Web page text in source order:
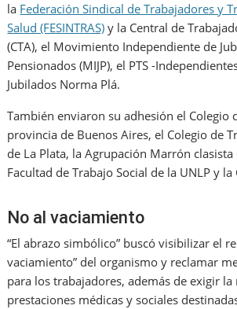
la Federación Sindical de Trabajadores y
Salud (FESINTRAS) y la Central de
(CTA), el Movimiento Independiente de
Pensionados (MIJP), el PTS -
Jubilados Norma Plá.
También enviaron su adhesión el Colegio
provincia de Buenos Aires, el Colegio de
de La Plata, la Agrupación Marrón
Facultad de Trabajo Social de la UNLP y la
No al vaciamiento
“El abrazo simbólico” buscó visibilizar el
vaciamiento” del organismo y reclamar
para los trabajadores, además de exigir
prestaciones médicas y sociales